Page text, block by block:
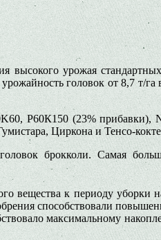
высокого урожая
головок от 8,7 т/га
Р60К150 (23% прибавки),
Цирко­на и Тенсо-
брокколи. Самая
вещест­ва к периоду
способствовали
максимальному